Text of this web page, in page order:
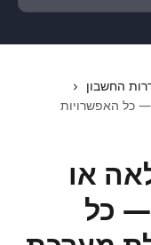
החשבון
כל האפשרויות
או
כל